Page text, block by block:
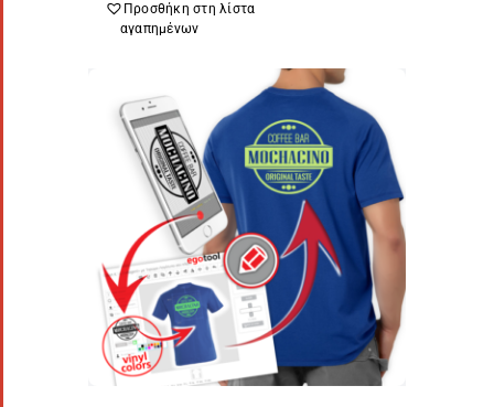
Προσθήκη στη λίστα
αγαπημένων